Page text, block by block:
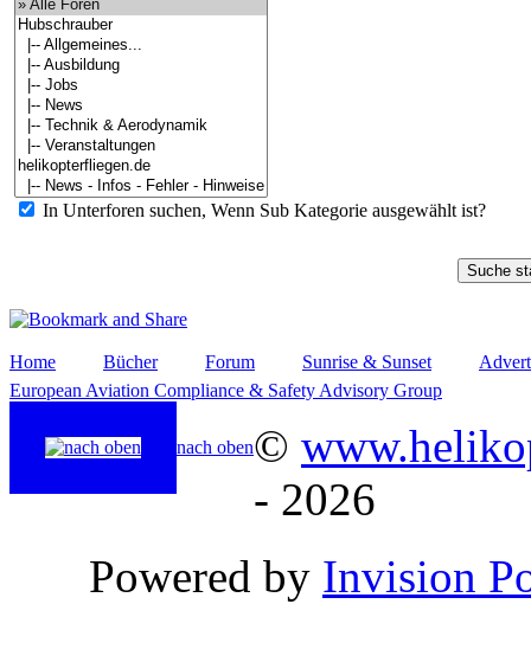
In Unterforen suchen, Wenn Sub Kategorie ausgewählt ist?
Home Bücher Forum Sunrise & Sunset
European Aviation Compliance & Safety Advisory Group
nach oben©
- 2026
Powered by Invision